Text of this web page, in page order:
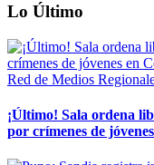
Lo Último
Red de Medios
¡Último! Sala ordena
por crímenes de